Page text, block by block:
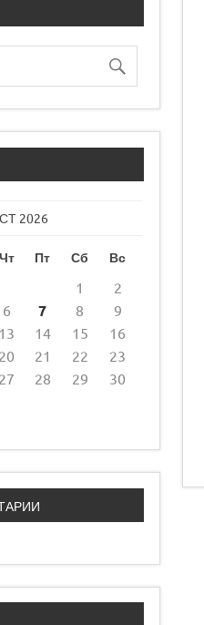
2026
Чт Пт Сб Вс
1
2
6 7 8
9
13 14 15
16
20 21 22
23
27 28 29
30